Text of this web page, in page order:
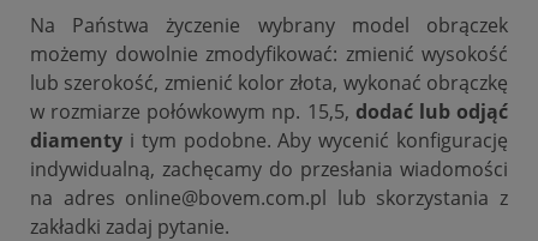
Na Państwa życzenie wybrany model obrączek
możemy dowolnie zmodyfikować: zmienić wysokość
lub szerokość, zmienić kolor złota, wykonać obrączkę
w rozmiarze połówkowym np. 15,5, dodać lub odjąć
diamenty i tym podobne. Aby wycenić konfigurację
indywidualną, zachęcamy do przesłania wiadomości
na adres online@bovem.com.pl lub skorzystania z
zakładki zadaj pytanie.